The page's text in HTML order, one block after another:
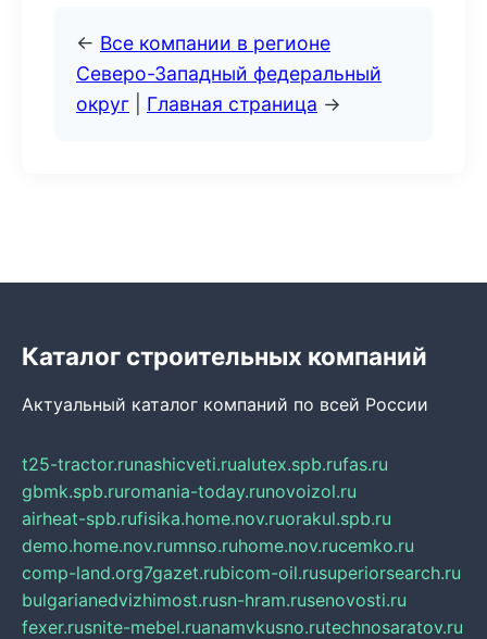
← Все компании в регионе
Северо-Западный федеральный
округ
Главная страница →
Каталог строительных компаний
Актуальный каталог компаний по всей России
t25-tractor.runashicveti.rualutex.spb.rufas.ru
gbmk.spb.ruromania-today.runovoizol.ru
airheat-spb.rufisika.home.nov.ruorakul.spb.ru
demo.home.nov.rumnso.ruhome.nov.rucemko.ru
comp-land.org7gazet.rubicom-oil.rusuperiorsearch.ru
bulgarianedvizhimost.rusn-hram.rusenovosti.ru
fexer.rusnite-mebel.ruanamvkusno.rutechnosaratov.ru